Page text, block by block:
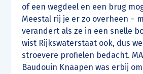
of een wegdeel en een brug
Meestal rij je er zo overheen –
verandert als ze in een snelle
wist Rijkswaterstaat ook, dus
stroevere profielen bedacht.
Baudouin Knaapen was erbij